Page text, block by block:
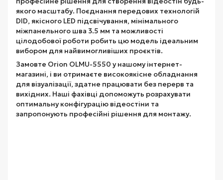
якого масштабу. Поєднання передових технологій
DID, якісного LED підсвічування, мінімального
міжпанельного шва 3.5 мм та можливості
цілодобової роботи робить цю модель ідеальним
вибором для найвимогливіших проєктів.
Замовте Orion OLMU-5550 у нашому інтернет-
магазині, і ви отримаєте високоякісне обладнання
для візуалізації, здатне працювати без перерв та
вихідних. Наші фахівці допоможуть розрахувати
оптимальну конфігурацію відеостіни та
запропонують професійні рішення для монтажу.